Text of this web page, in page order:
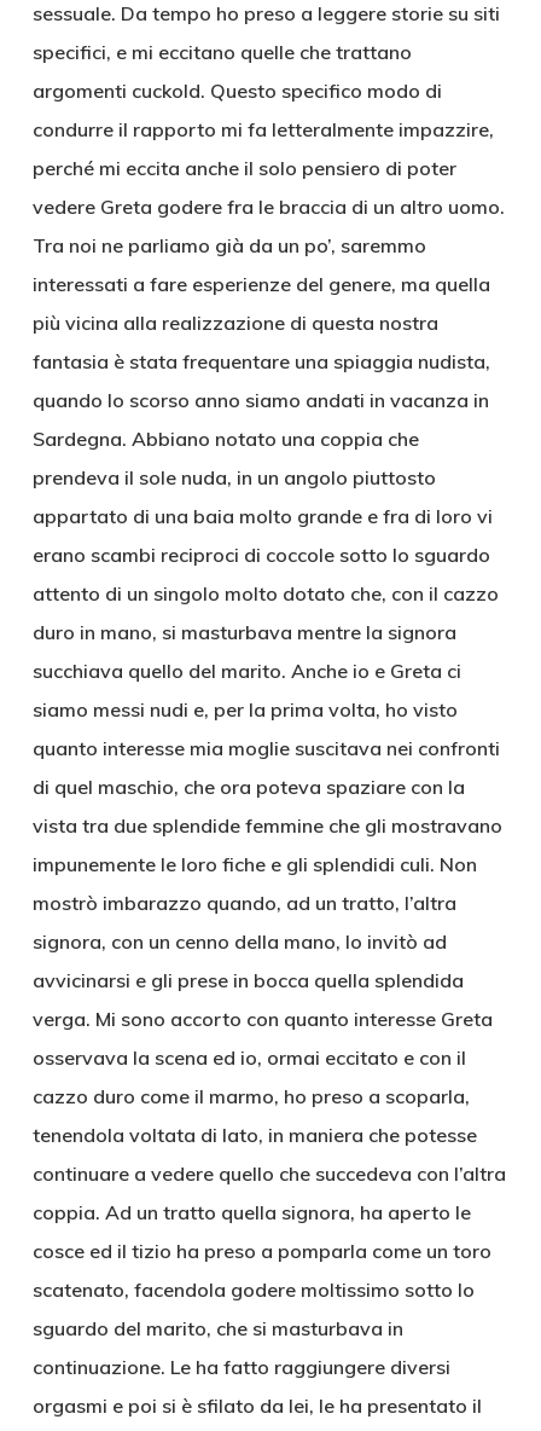
sessuale. Da tempo ho preso a leggere storie su siti
specifici, e mi eccitano quelle che trattano
argomenti cuckold. Questo specifico modo di
condurre il rapporto mi fa letteralmente impazzire,
perché mi eccita anche il solo pensiero di poter
vedere Greta godere fra le braccia di un altro uomo.
Tra noi ne parliamo già da un po’, saremmo
interessati a fare esperienze del genere, ma quella
più vicina alla realizzazione di questa nostra
fantasia è stata frequentare una spiaggia nudista,
quando lo scorso anno siamo andati in vacanza in
Sardegna. Abbiano notato una coppia che
prendeva il sole nuda, in un angolo piuttosto
appartato di una baia molto grande e fra di loro vi
erano scambi reciproci di coccole sotto lo sguardo
attento di un singolo molto dotato che, con il cazzo
duro in mano, si masturbava mentre la signora
succhiava quello del marito. Anche io e Greta ci
siamo messi nudi e, per la prima volta, ho visto
quanto interesse mia moglie suscitava nei confronti
di quel maschio, che ora poteva spaziare con la
vista tra due splendide femmine che gli mostravano
impunemente le loro fiche e gli splendidi culi. Non
mostrò imbarazzo quando, ad un tratto, l’altra
signora, con un cenno della mano, lo invitò ad
avvicinarsi e gli prese in bocca quella splendida
verga. Mi sono accorto con quanto interesse Greta
osservava la scena ed io, ormai eccitato e con il
cazzo duro come il marmo, ho preso a scoparla,
tenendola voltata di lato, in maniera che potesse
continuare a vedere quello che succedeva con l’altra
coppia. Ad un tratto quella signora, ha aperto le
cosce ed il tizio ha preso a pomparla come un toro
scatenato, facendola godere moltissimo sotto lo
sguardo del marito, che si masturbava in
continuazione. Le ha fatto raggiungere diversi
orgasmi e poi si è sfilato da lei, le ha presentato il